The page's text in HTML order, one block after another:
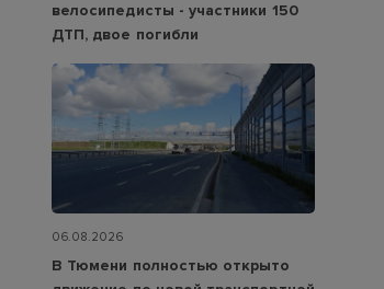
велосипедисты - участники 150
ДТП, двое погибли
06.08.2026
В Тюмени полностью открыто